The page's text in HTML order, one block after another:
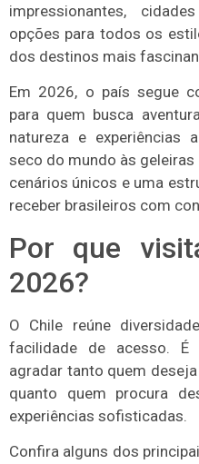
impressionantes,
opções para todos os
dos destinos mais
Em 2026, o país segue
para quem busca
natureza e experiências
seco do mundo às
cenários únicos e uma
receber brasileiros com
Por que
2026?
O Chile reúne
facilidade de acesso. É
agradar tanto quem
quanto quem procura
experiências sofisticadas.
Confira alguns dos